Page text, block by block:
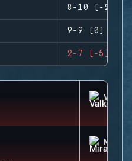
8-10 (-2)
9-9 (0)
2-7 (-5)
MIRA